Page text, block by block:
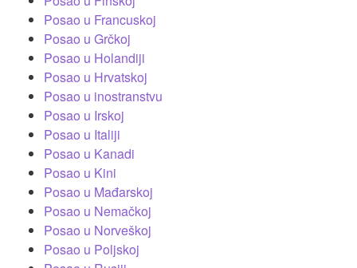
Posao u Francuskoj
Posao u Grčkoj
Posao u Holandiji
Posao u Hrvatskoj
Posao u inostranstvu
Posao u Irskoj
Posao u Italiji
Posao u Kanadi
Posao u Kini
Posao u Mađarskoj
Posao u Nemačkoj
Posao u Norveškoj
Posao u Poljskoj